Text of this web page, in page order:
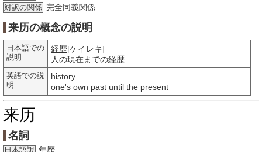
対訳の関係 完全同義関係
来历の概念の説明
日本語での
説明
経歴[ケイレキ]
人の現在までの経歴
英語での説
明
history
one's own past until the present
来历
名詞
日本語訳 年歴